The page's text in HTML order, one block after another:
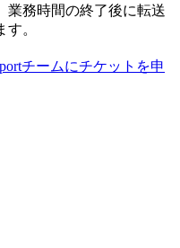
業務時間の終了後に転送
。
チームにチケットを申